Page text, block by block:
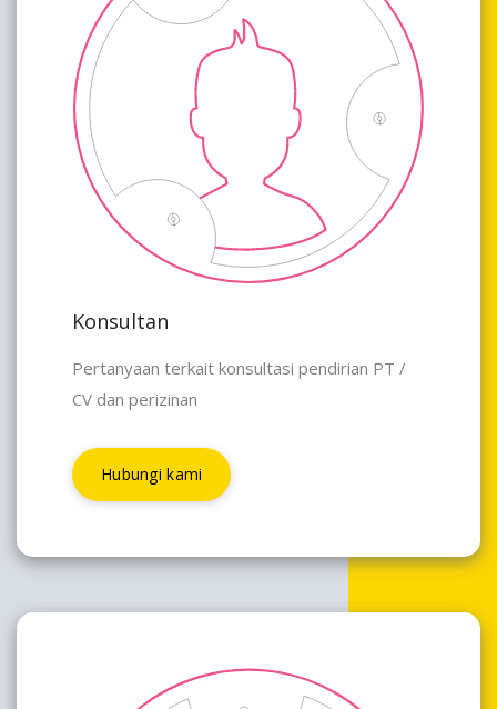
Konsultan
Pertanyaan terkait konsultasi pendirian PT /
CV dan perizinan
Hubungi kami